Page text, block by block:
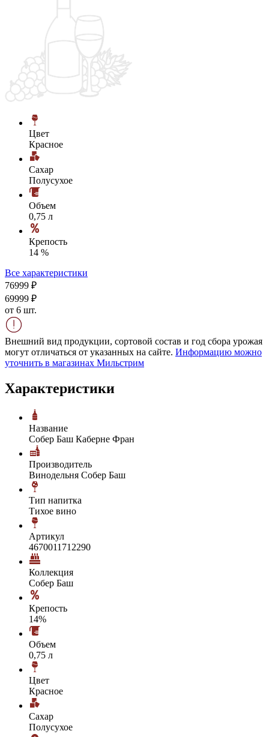
Цвет
Красное
Сахар
Полусухое
Объем
0,75 л
Крепость
14 %
Все характеристики
76999 ₽
69999 ₽
от 6 шт.
Внешний вид продукции, сортовой состав и год сбора урожая
могут отличаться от указанных на сайте. Информацию можно
уточнить в магазинах Мильстрим
Характеристики
Название
Собер Баш Каберне Фран
Производитель
Винодельня Собер Баш
Тип напитка
Тихое вино
Артикул
4670011712290
Коллекция
Собер Баш
Крепость
14%
Объем
0,75 л
Цвет
Красное
Сахар
Полусухое